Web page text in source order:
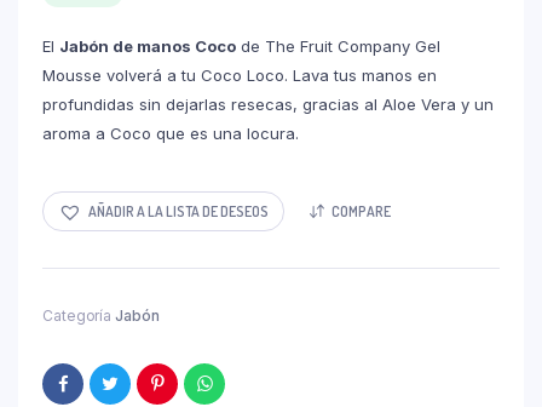
El Jabón de manos Coco de The Fruit Company Gel
Mousse volverá a tu Coco Loco. Lava tus manos en
profundidas sin dejarlas resecas, gracias al Aloe Vera y un
aroma a Coco que es una locura.
AÑADIR A LA LISTA DE DESEOS COMPARE
Categoría Jabón